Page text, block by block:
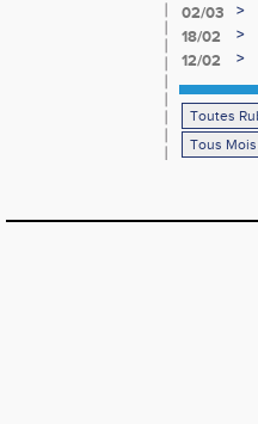
02/03
>
18/02
>
12/02
>